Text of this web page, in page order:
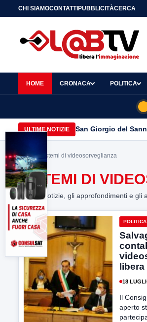
CHI SIAMOCONTATTIPUBBLICITÀCERCA
HOME CRONACA POLITICA
ULTIME NOTIZIE San Giorgio del
Home> sistemi di videosorveglianza
SISTEMI DI
Tutte le notizie, gli approfondimenti e gli
POLITICA
18
Il
aperto